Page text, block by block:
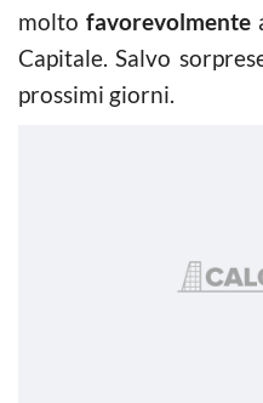
moltofavorevolmente
Capitale. Salvo
prossimi giorni.